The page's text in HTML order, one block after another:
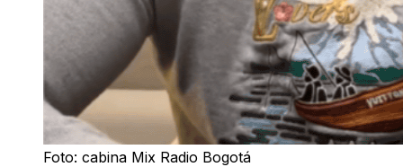
Foto: cabina Mix Radio Bogotá